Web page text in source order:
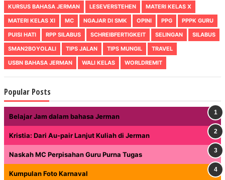
KURSUS BAHASA JERMAN
LESEVERSTEHEN
MATERI KELAS X
MATERI KELAS XI
MC NGAJAR DI SMK OPINI PPG
PPPK GURU
PUISI HATI
RPP SILABUS SCHREIBFERTIGKEIT SELINGAN
SILABUS
SMAN2BOYOLALI
TIPS JALAN TIPS MUNGIL
TRAVEL
USBN BAHASA JERMAN
WALI KELAS WORLDREMIT
Popular Posts
Belajar Jam dalam bahasa Jerman
Kristia: Dari Au-pair Lanjut Kuliah di Jerman
Naskah MC Perpisahan Guru Purna Tugas
Kumpulan Foto Karnaval